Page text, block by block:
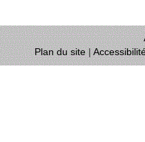
Plan du site|